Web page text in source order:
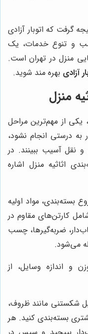
گرفت که اتوبار آزادی
و تنوع خدمات، یک
منزل در تهران است.
آزادی بهره مند شوید.
منزل
یکی از مهم‌ترین مراحل
به درستی انجام نشود،
آسیب ببینند. در
اثاثیه منزل اشاره
بسته‌بندی، مواد اولیه
کارتن‌های مقاوم در
ضربه‌گیرها، چسب
می‌شود.
و اندازه وسایل، از
شکستنی مانند ظروف،
بسته‌بندی کنید. هر